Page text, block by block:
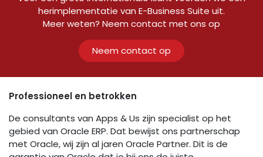
herimplementatie van E-Business Suite uit.
Meer weten? Neem contact met ons op
Neem contact op
Professioneel en betrokken
De consultants van Apps & Us zijn specialist op het
gebied van Oracle ERP. Dat bewijst ons partnerschap
met Oracle, wij zijn al jaren Oracle Partner. Dit is de